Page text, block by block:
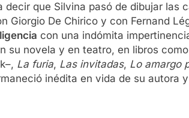
que Silvina pasó de dibujar las
Giorgio De Chirico y con Fernand
con una indómita
su novela y en teatro, en libros como
La furia, Las invitadas, Lo amargo
inédita en vida de su autora